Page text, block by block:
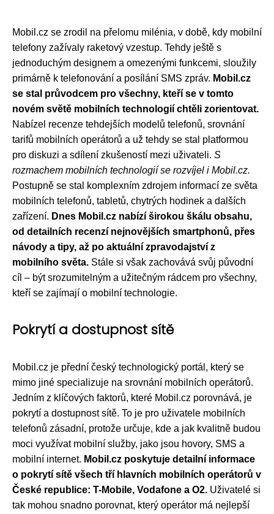
Mobil.cz se zrodil na přelomu milénia, v době, kdy mobilní
telefony zažívaly raketový vzestup. Tehdy ještě s
jednoduchým designem a omezenými funkcemi, sloužily
primárně k telefonování a posílání SMS zpráv. Mobil.cz
se stal průvodcem pro všechny, kteří se v tomto
novém světě mobilních technologií chtěli zorientovat.
Nabízel recenze tehdejších modelů telefonů, srovnání
tarifů mobilních operátorů a už tehdy se stal platformou
pro diskuzi a sdílení zkušeností mezi uživateli. S
rozmachem mobilních technologií se rozvíjel i Mobil.cz.
Postupně se stal komplexním zdrojem informací ze světa
mobilních telefonů, tabletů, chytrých hodinek a dalších
zařízení. Dnes Mobil.cz nabízí širokou škálu obsahu,
od detailních recenzí nejnovějších smartphonů, přes
návody a tipy, až po aktuální zpravodajství z
mobilního světa. Stále si však zachovává svůj původní
cíl – být srozumitelným a užitečným rádcem pro všechny,
kteří se zajímají o mobilní technologie.
Pokrytí a dostupnost sítě
Mobil.cz je přední český technologický portál, který se
mimo jiné specializuje na srovnání mobilních operátorů.
Jedním z klíčových faktorů, které Mobil.cz porovnává, je
pokrytí a dostupnost sítě. To je pro uživatele mobilních
telefonů zásadní, protože určuje, kde a jak kvalitně budou
moci využívat mobilní služby, jako jsou hovory, SMS a
mobilní internet. Mobil.cz poskytuje detailní informace
o pokrytí sítě všech tří hlavních mobilních operátorů v
České republice: T-Mobile, Vodafone a O2. Uživatelé si
tak mohou snadno porovnat, který operátor má nejlepší